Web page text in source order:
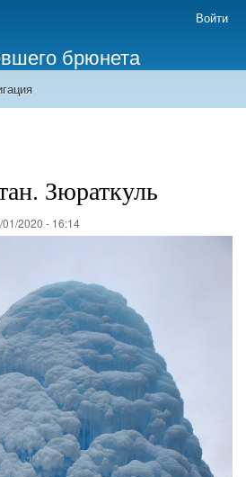
основному
содержанию
Войти
брюнета
Зюраткуль
01/2020 - 16:14